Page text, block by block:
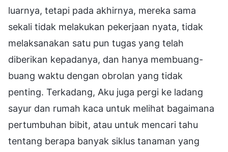
luarnya, tetapi pada akhirnya, mereka sama
sekali tidak melakukan pekerjaan nyata, tidak
melaksanakan satu pun tugas yang telah
diberikan kepadanya, dan hanya membuang-
buang waktu dengan obrolan yang tidak
penting. Terkadang, Aku juga pergi ke ladang
sayur dan rumah kaca untuk melihat bagaimana
pertumbuhan bibit, atau untuk mencari tahu
tentang berapa banyak siklus tanaman yang